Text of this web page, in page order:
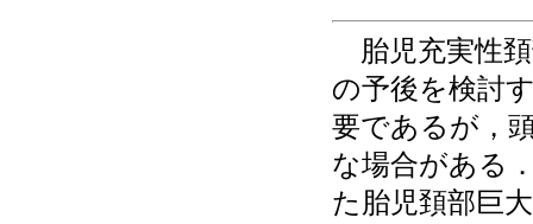
胎児充実性
の予後を検討
要であるが，
な場合がある
た胎児頚部巨